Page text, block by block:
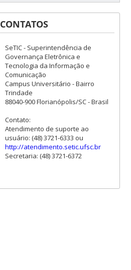
CONTATOS
SeTIC - Superintendência de
Governança Eletrônica e
Tecnologia da Informação e
Comunicação
Campus Universitário - Bairro
Trindade
88040-900 Florianópolis/SC - Brasil
Contato:
Atendimento de suporte ao
usuário: (48) 3721-6333 ou
http://atendimento.setic.ufsc.br
Secretaria: (48) 3721-6372